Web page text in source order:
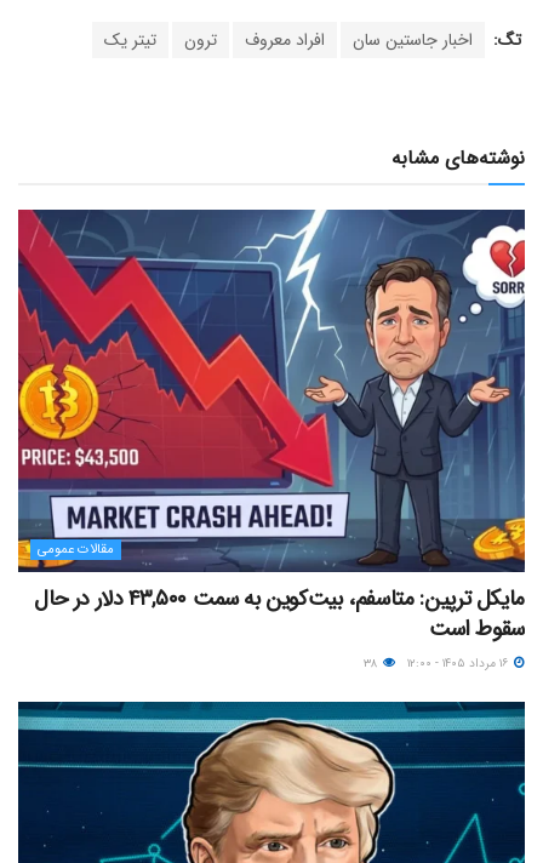
تگ: اخبار جاستین سان افراد معروف ترون تیتر یک
نوشته‌های مشابه
مقالات عمومی
مایکل ترپین: متاسفم، بیت‌کوین به سمت ۴۳,۵۰۰ دلار در حال
سقوط است